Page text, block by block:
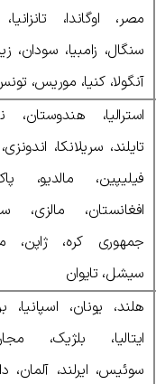
مصر، اوگاندا،
سنگال، زامبیا، سودان،
آنگولا، کنیا، موریس،
استرالیا، هندوستان،
تایلند، سریلانکا،
فیلیپین، مالدیو،
افغانستان، مالزی،
جمهوری کره، ژاپن،
سیشل، تایوان
هلند، یونان، اسپانیا،
ایتالیا، بلژیک،
سوئیس، ایرلند، آلمان،